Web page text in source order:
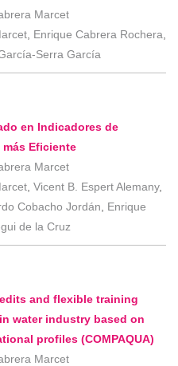
Marcet
Enrique Cabrera Rochera
Serra García
en Indicadores de
Eficiente
Marcet
Vicent B. Espert Alemany,
Cobacho Jordán
Enrique
de la Cruz
and flexible training
water industry based on
profiles (COMPAQUA)
Marcet